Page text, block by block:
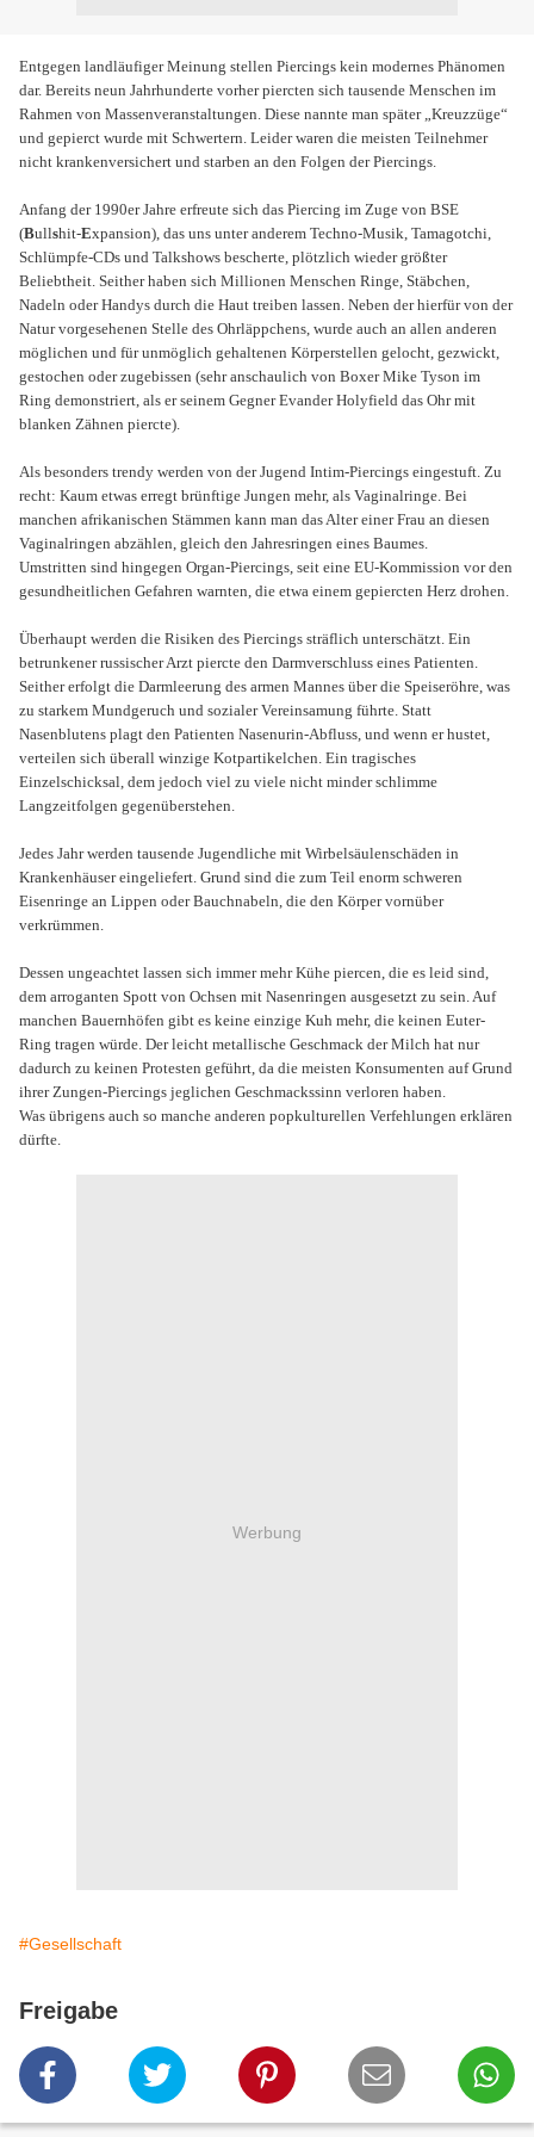
Entgegen landläufiger Meinung stellen Piercings kein modernes Phänomen
dar. Bereits neun Jahrhunderte vorher piercten sich tausende Menschen im
Rahmen von Massenveranstaltungen. Diese nannte man später „Kreuzzüge“
und gepierct wurde mit Schwertern. Leider waren die meisten Teilnehmer
nicht krankenversichert und starben an den Folgen der Piercings.
Anfang der 1990er Jahre erfreute sich das Piercing im Zuge von BSE
(Bullshit-Expansion), das uns unter anderem Techno-Musik, Tamagotchi,
Schlümpfe-CDs und Talkshows bescherte, plötzlich wieder größter
Beliebtheit. Seither haben sich Millionen Menschen Ringe, Stäbchen,
Nadeln oder Handys durch die Haut treiben lassen. Neben der hierfür von der
Natur vorgesehenen Stelle des Ohrläppchens, wurde auch an allen anderen
möglichen und für unmöglich gehaltenen Körperstellen gelocht, gezwickt,
gestochen oder zugebissen (sehr anschaulich von Boxer Mike Tyson im
Ring demonstriert, als er seinem Gegner Evander Holyfield das Ohr mit
blanken Zähnen piercte).
Als besonders trendy werden von der Jugend Intim-Piercings eingestuft. Zu
recht: Kaum etwas erregt brünftige Jungen mehr, als Vaginalringe. Bei
manchen afrikanischen Stämmen kann man das Alter einer Frau an diesen
Vaginalringen abzählen, gleich den Jahresringen eines Baumes.
Umstritten sind hingegen Organ-Piercings, seit eine EU-Kommission vor den
gesundheitlichen Gefahren warnten, die etwa einem gepiercten Herz drohen.
Überhaupt werden die Risiken des Piercings sträflich unterschätzt. Ein
betrunkener russischer Arzt piercte den Darmverschluss eines Patienten.
Seither erfolgt die Darmleerung des armen Mannes über die Speiseröhre, was
zu starkem Mundgeruch und sozialer Vereinsamung führte. Statt
Nasenblutens plagt den Patienten Nasenurin-Abfluss, und wenn er hustet,
verteilen sich überall winzige Kotpartikelchen. Ein tragisches
Einzelschicksal, dem jedoch viel zu viele nicht minder schlimme
Langzeitfolgen gegenüberstehen.
Jedes Jahr werden tausende Jugendliche mit Wirbelsäulenschäden in
Krankenhäuser eingeliefert. Grund sind die zum Teil enorm schweren
Eisenringe an Lippen oder Bauchnabeln, die den Körper vornüber
verkrümmen.
Dessen ungeachtet lassen sich immer mehr Kühe piercen, die es leid sind,
dem arroganten Spott von Ochsen mit Nasenringen ausgesetzt zu sein. Auf
manchen Bauernhöfen gibt es keine einzige Kuh mehr, die keinen Euter-
Ring tragen würde. Der leicht metallische Geschmack der Milch hat nur
dadurch zu keinen Protesten geführt, da die meisten Konsumenten auf Grund
ihrer Zungen-Piercings jeglichen Geschmackssinn verloren haben.
Was übrigens auch so manche anderen popkulturellen Verfehlungen erklären
dürfte.
Werbung
#Gesellschaft
Freigabe